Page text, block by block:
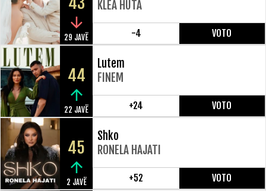
29 JAVË
KLEA HUTA
-4 VOTO
44
22 JAVË
Lutem
FINEM
+24 VOTO
45
2 JAVË
Shko
RONELA HAJATI
+52 VOTO